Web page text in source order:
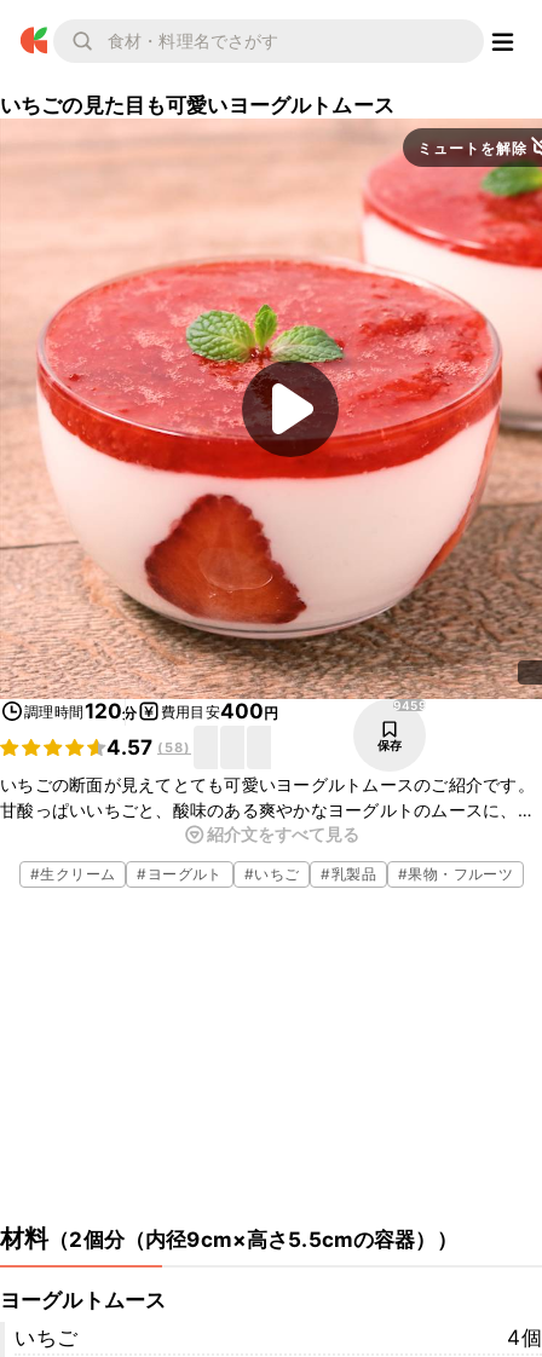
いちごの見た目も可愛いヨーグルトムース
ミュートを解除
調理時間120分 費用目安400円
4.57 ( 58)
9459
保存
いちごの断面が見えてとても可愛いヨーグルトムースのご紹介です。
甘酸っぱいいちごと、酸味のある爽やかなヨーグルトのムースに、甘
いイチゴのソースをかけて見た目も華やかで、お楽しみいただけま
す。ぜひ作ってみてくださいね。
紹介文をすべて見る
#生クリーム #ヨーグルト #いちご #乳製品 #果物・フルーツ
材料（2個分（内径9cm×高さ5.5cmの容器） ）
ヨーグルトムース
いちご
4個